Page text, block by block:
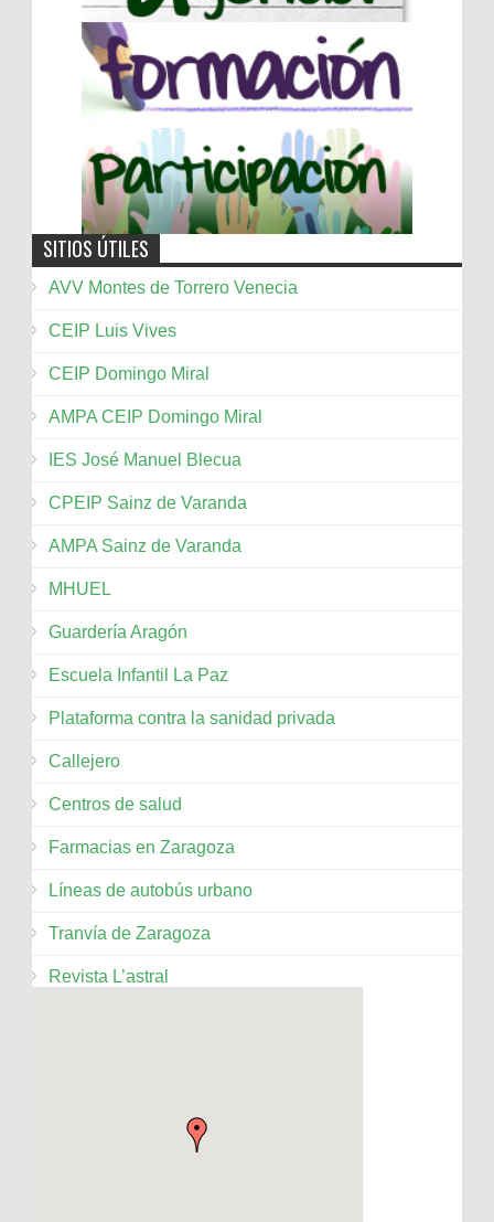
SITIOS ÚTILES
AVV Montes de Torrero Venecia
CEIP Luis Vives
CEIP Domingo Miral
AMPA CEIP Domingo Miral
IES José Manuel Blecua
CPEIP Sainz de Varanda
AMPA Sainz de Varanda
MHUEL
Guardería Aragón
Escuela Infantil La Paz
Plataforma contra la sanidad privada
Callejero
Centros de salud
Farmacias en Zaragoza
Líneas de autobús urbano
Tranvía de Zaragoza
Revista L’astral